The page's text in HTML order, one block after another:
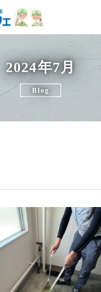
0120-097-818
2024年7月
Blog